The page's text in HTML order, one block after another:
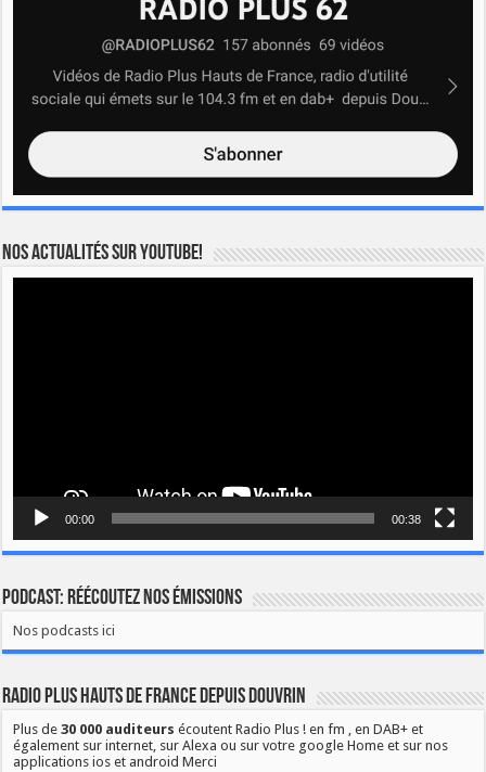
Nos actualités sur YOUTUBE!
00:00 00:38
Podcast: Réécoutez nos émissions
Nos podcasts ici
Radio Plus Hauts de France depuis Douvrin
Plus de30 000 auditeurs écoutent Radio Plus ! en fm , en DAB+ et
également sur internet, sur Alexa ou sur votre google Home et sur nos
applications ios et android Merci